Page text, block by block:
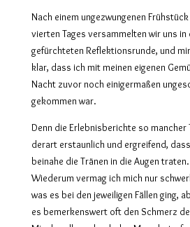
Nach einem ungezwungenen
vierten Tages versammelten wir uns in
gefürchteten Reflektionsrunde, und
klar, dass ich mit meinen eigenen
Nacht zuvor noch einigermaßen
gekommen war.
Denn die Erlebnisberichte so mancher
derart erstaunlich und ergreifend,
beinahe die Tränen in die Augen traten.
Wiederum vermag ich mich nur
was es bei den jeweiligen Fällen ging,
es bemerkenswert oft den Schmerz